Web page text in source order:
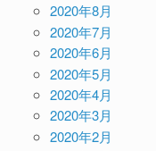
2020年8月
2020年7月
2020年6月
2020年5月
2020年4月
2020年3月
2020年2月